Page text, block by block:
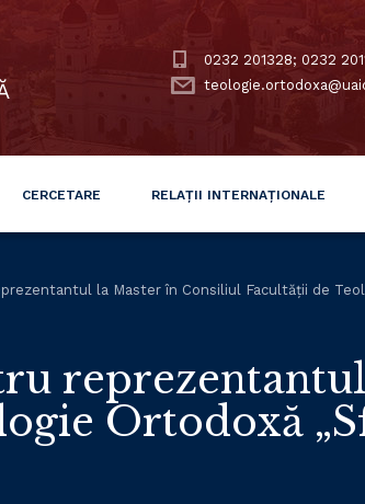
0232 201328; 0232
CERCETARE RELAȚII INTERNAȚIONALE
la Master în Consiliul Facultății de
Ortodoxă